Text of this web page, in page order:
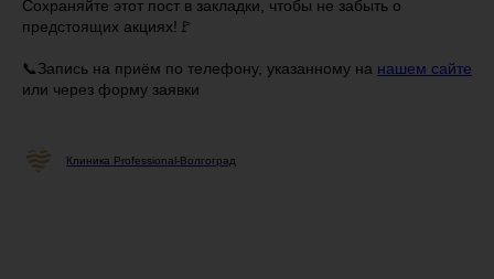
Сохраняйте этот пост в закладки, чтобы не забыть о
предстоящих акциях!🚩⠀
📞Запись на приём по телефону, указанному на нашем сайте
или через форму заявки
Клиника Professional-Волгоград